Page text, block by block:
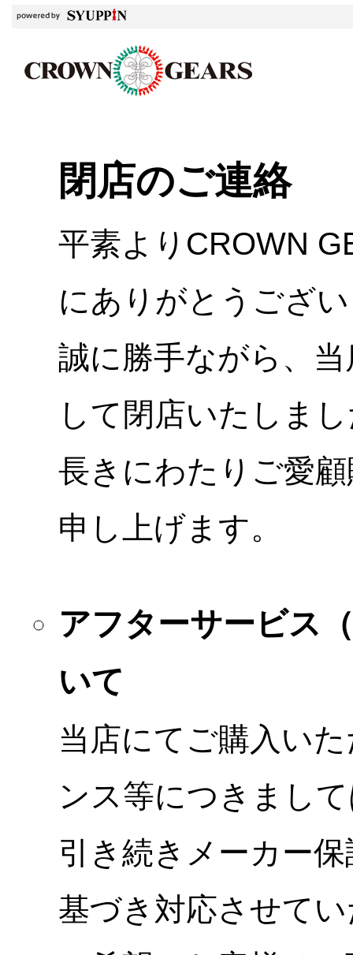
閉店のご連絡
平素よりCROWN
にありがとうござ
誠に勝手ながら、
して閉店いたしま
長きにわたりご愛
申し上げます。
アフターサービス
いて
当店にてご購入い
ンス等につきまし
引き続きメーカー
基づき対応させて